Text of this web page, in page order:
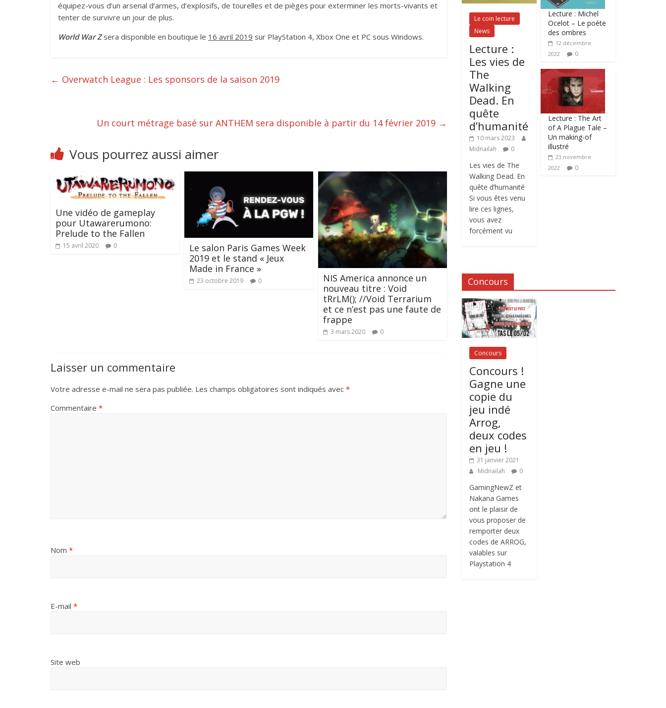
équipez-vous d’un arsenal d’armes, d’explosifs, de tourelles et de pièges pour exterminer les morts-vivants et
tenter de survivre un jour de plus.
World War Zsera disponible en boutique le 16 avril 2019 sur PlayStation 4, Xbox One et PC sous Windows.
← Overwatch League : Les sponsors de la saison 2019
Un court métrage basé sur ANTHEM sera disponible à partir du 14 février 2019 →
Vous pourrez aussi aimer
Une vidéo de gameplay
pour Utawarerumono:
Prelude to the Fallen
15 avril 2020 0
Le salon Paris Games Week
2019 et le stand « Jeux
Made in France »
23 octobre 2019 0
NIS America annonce un
nouveau titre : Void
tRrLM(); //Void Terrarium
et ce n’est pas une faute de
frappe
3 mars 2020 0
Laisser un commentaire
Votre adresse e-mail ne sera pas publiée. Les champs obligatoires sont indiqués avec *
Commentaire *
Nom *
E-mail *
Site web
Le coin lecture
News
Lecture :
Les vies de
The
Walking
Dead. En
quête
d’humanité
10 mars 2023
Midnailah
0
Les vies de The
Walking Dead. En
quête d’humanité
Si vous êtes venu
lire ces lignes,
vous avez
forcément vu
Lecture : Michel
Ocelot – Le poète
des ombres
12 décembre
2022
0
Lecture : The Art
of A Plague Tale –
Un making-of
illustré
23 novembre
2022
0
Concours
Concours
Concours !
Gagne une
copie du
jeu indé
Arrog,
deux codes
en jeu !
31 janvier 2021
Midnailah
0
GamingNewZ et
Nakana Games
ont le plaisir de
vous proposer de
remporter deux
codes de ARROG,
valables sur
Playstation 4